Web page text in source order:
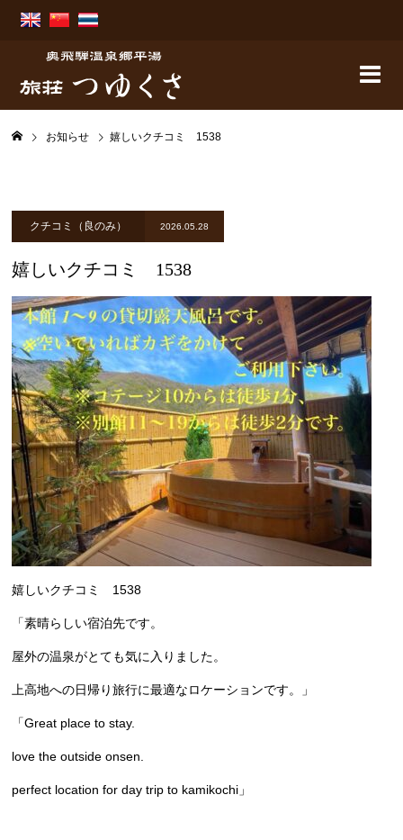
お知らせ 嬉しいクチコミ 1538
クチコミ（良のみ） 2026.05.28
嬉しいクチコミ 1538
嬉しいクチコミ 1538
「素晴らしい宿泊先です。
屋外の温泉がとても気に入りました。
上高地への日帰り旅行に最適なロケーションです。」
「Great place to stay.
love the outside onsen.
perfect location for day trip to kamikochi」